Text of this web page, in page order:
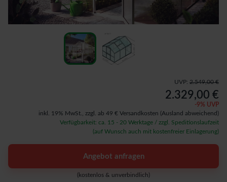
UVP: 2.549,00 €
2.329,00 €
-9% UVP
inkl. 19% MwSt., zzgl. ab 49 € Versandkosten (Ausland abweichend)
Verfügbarkeit: ca. 15 - 20 Werktage / zzgl. Speditionslaufzeit
(auf Wunsch auch mit kostenfreier Einlagerung)
Angebot anfragen
(kostenlos & unverbindlich)